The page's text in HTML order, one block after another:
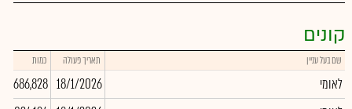
קונים
שם בעל עניין תאריך פעולה כמות
לאומי 18/1/2026
3,686,828